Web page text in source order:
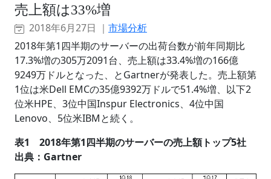
売上額は33%増
2018年6月27日 ｜ 市場分析
2018年第1四半期のサーバーの出荷台数が前年同期比
17.3%増の305万2091台、売上額は33.4%増の166億
9249万ドルとなった、とGartnerが発表した。売上額第
1位は米Dell EMCの35億9392万ドルで51.4%増、以下2
位米HPE、3位中国Inspur Electronics、4位中国
Lenovo、5位米IBMと続く。
表1 2018年第1四半期のサーバーの売上額トップ5社
出典：Gartner